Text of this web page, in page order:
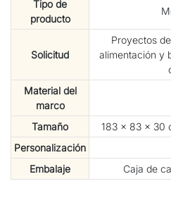
Tipo de
producto
Solicitud
Proyectos
alimentación y
Material del
marco
Tamaño
183 × 83 × 30
Personalización
Embalaje
Caja de